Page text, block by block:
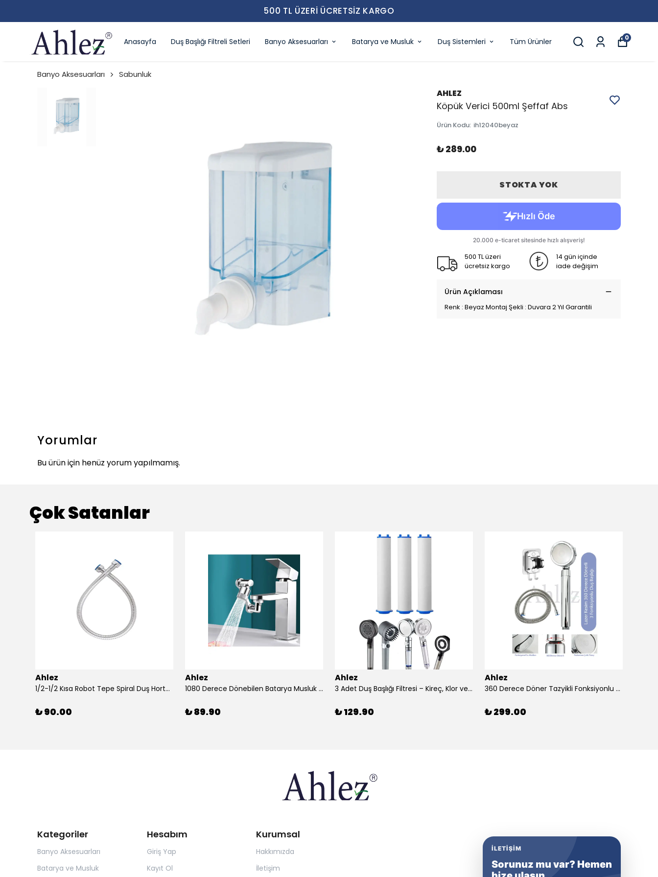
500 TL ÜZERI ÜCRETSIZ KARGO
Anasayfa Duş Başlığı Filtreli Setleri Banyo Aksesuarları Batarya ve Musluk Duş Sistemleri Tüm Ürünler 0
Banyo Aksesuarları Sabunluk
AHLEZ
Köpük Verici 500ml Şeffaf Abs
Ürün Kodu: ih12040beyaz
₺ 289.00
STOKTA YOK
500 TL üzeri
ücretsiz kargo
14 gün içinde
iade değişim
Ürün Açıklaması
Renk : Beyaz Montaj Şekli : Duvara 2 Yıl Garantili
Yorumlar
Bu ürün için henüz yorum yapılmamış.
Çok Satanlar
Ahlez
1/2-1/2 Kısa Robot Tepe Spiral Duş Hortumu 60cm
₺ 90.00
Ahlez
1080 Derece Dönebilen Batarya Musluk Başlığı Krom Batarya 2 Fonksiyonlu Musluk Başlığı
₺ 89.90
Ahlez
3 Adet Duş Başlığı Filtresi – Kireç, Klor ve Pas Önleyici Yedek Filtre Seti
₺ 129.90
Ahlez
360 Derece Döner Tazyikli Fonksiyonlu Duş Başlığı Yapışkan Mafsallı Duş Sistemi
₺ 299.00
Kategoriler
Banyo Aksesuarları
Batarya ve Musluk
Hesabım
Giriş Yap
Kayıt Ol
Kurumsal
Hakkımızda
İletişim
İLETIŞIM
Sorunuz mu var? Hemen